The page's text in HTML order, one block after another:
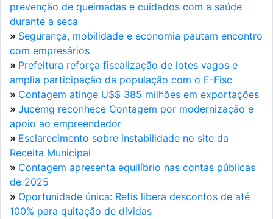
prevenção de queimadas e cuidados com a saúde
durante a seca
» Segurança, mobilidade e economia pautam encontro
com empresários
» Prefeitura reforça fiscalização de lotes vagos e
amplia participação da população com o E-Fisc
» Contagem atinge U$$ 385 milhões em exportações
» Jucemg reconhece Contagem por modernização e
apoio ao empreendedor
» Esclarecimento sobre instabilidade no site da
Receita Municipal
» Contagem apresenta equilíbrio nas contas públicas
de 2025
» Oportunidade única: Refis libera descontos de até
100% para quitação de dívidas